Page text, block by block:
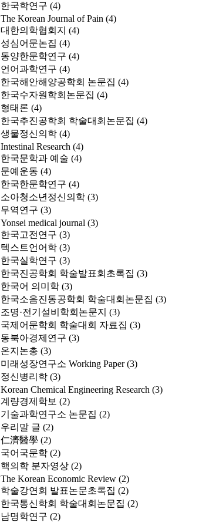
한국학연구 (4)
The Korean Journal of Pain (4)
대한의학협회지 (4)
성심어문논집 (4)
동양한문학연구 (4)
언어과학연구 (4)
한국해안해양공학회 논문집 (4)
한국수자원학회논문집 (4)
형태론 (4)
한국추진공학회 학술대회논문집 (4)
생물정신의학 (4)
Intestinal Research (4)
한국문학과 예술 (4)
문예운동 (4)
한국한문학연구 (4)
소아청소년정신의학 (3)
무역연구 (3)
Yonsei medical journal (3)
한국고전연구 (3)
텍스트언어학 (3)
한국실학연구 (3)
한국진공학회 학술발표회초록집 (3)
한국어 의미학 (3)
한국소음진동공학회 학술대회논문집 (3)
조명·전기설비학회논문지 (3)
국제어문학회 학술대회 자료집 (3)
동북아경제연구 (3)
온지논총 (3)
미래성장연구소 Working Paper (3)
정신병리학 (3)
Korean Chemical Engineering Research (3)
계량경제학보 (2)
기술과학연구소 논문집 (2)
우리말 글 (2)
仁濟醫學 (2)
국어국문학 (2)
핵의학 분자영상 (2)
The Korean Economic Review (2)
학술강연회 발표논문초록집 (2)
한국통신학회 학술대회논문집 (2)
남명학연구 (2)